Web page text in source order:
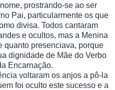
prostrando-se ao ser
Pai, particularmente os que
divisa. Todos cantaram
e ocultos, mas a Menina
quanto presenciava, porque
dignidade de Mãe do Verbo
Encarnação.
voltaram os anjos a pô-la
foi oculto este sucesso e a